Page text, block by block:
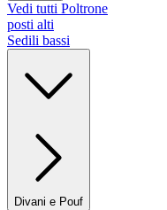
Vedi tutti Poltrone
posti alti
Sedili bassi
Divani e Pouf